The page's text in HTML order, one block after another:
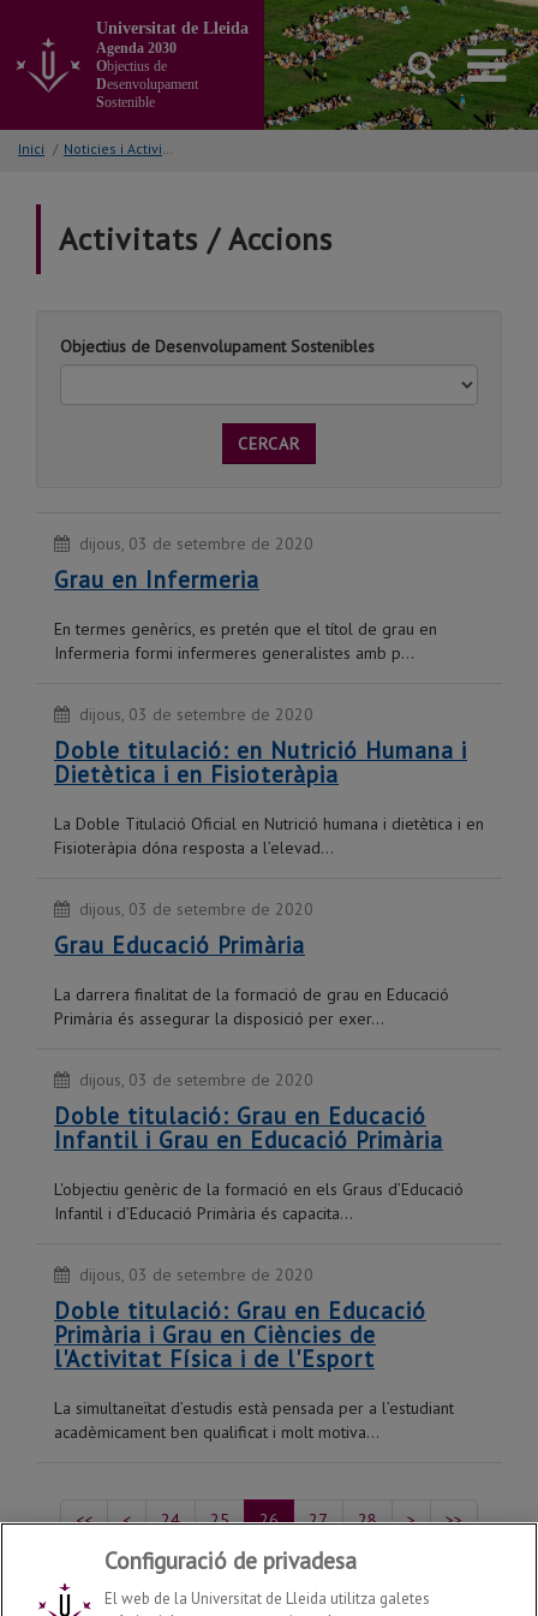
contingut
principal
la
pàgina
Universitat de Lleida
Agenda 2030
Objectius de
Desenvolupament
Sostenible
Inici / Noticies i Activitats/Accions
Activitats / Accions
Objectius de Desenvolupament Sostenibles
CERCAR
dijous, 03 de setembre de 2020
Grau en Infermeria
En termes genèrics, es pretén que el títol de grau en
Infermeria formi infermeres generalistes amb p...
dijous, 03 de setembre de 2020
Doble titulació: en Nutrició Humana i
Dietètica i en Fisioteràpia
La Doble Titulació Oficial en Nutrició humana i dietètica i en
Fisioteràpia dóna resposta a l’elevad...
dijous, 03 de setembre de 2020
Grau Educació Primària
La darrera finalitat de la formació de grau en Educació
Primària és assegurar la disposició per exer...
dijous, 03 de setembre de 2020
Doble titulació: Grau en Educació
Infantil i Grau en Educació Primària
L'objectiu genèric de la formació en els Graus d’Educació
Infantil i d’Educació Primària és capacita...
dijous, 03 de setembre de 2020
Doble titulació: Grau en Educació
Primària i Grau en Ciències de
l'Activitat Física i de l'Esport
La simultaneïtat d’estudis està pensada per a l’estudiant
acadèmicament ben qualificat i molt motiva...
<< < 24 25 26 27 28 > >>
Configuració de privadesa
El web de la Universitat de Lleida utilitza galetes